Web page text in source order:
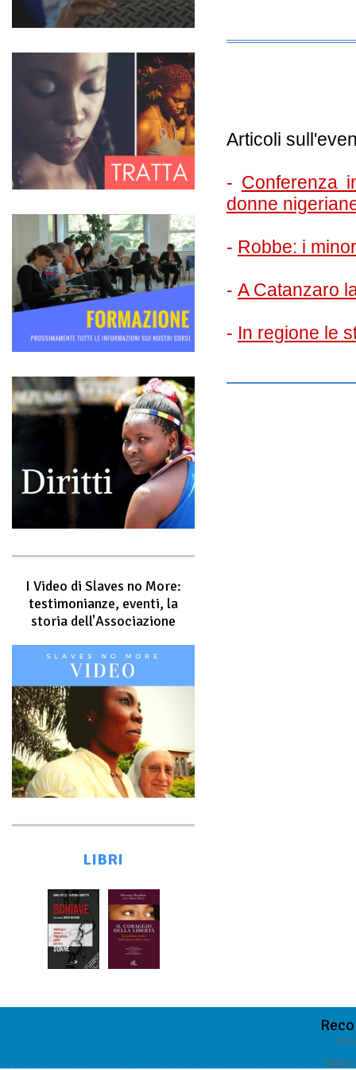
Covid peggiora la tratta di esseri umani,
12-04-2021Di seguito un articolo di
I Video di Slaves no More:
testimonianze, eventi, la
storia dell'Associazione
LIBRI
Articoli
- Conferenza
donne
- Robbe: i
- A Catanzaro
- In regione le